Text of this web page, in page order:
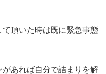
頂いた時は既に緊急事態
があれば自分で詰まりを解